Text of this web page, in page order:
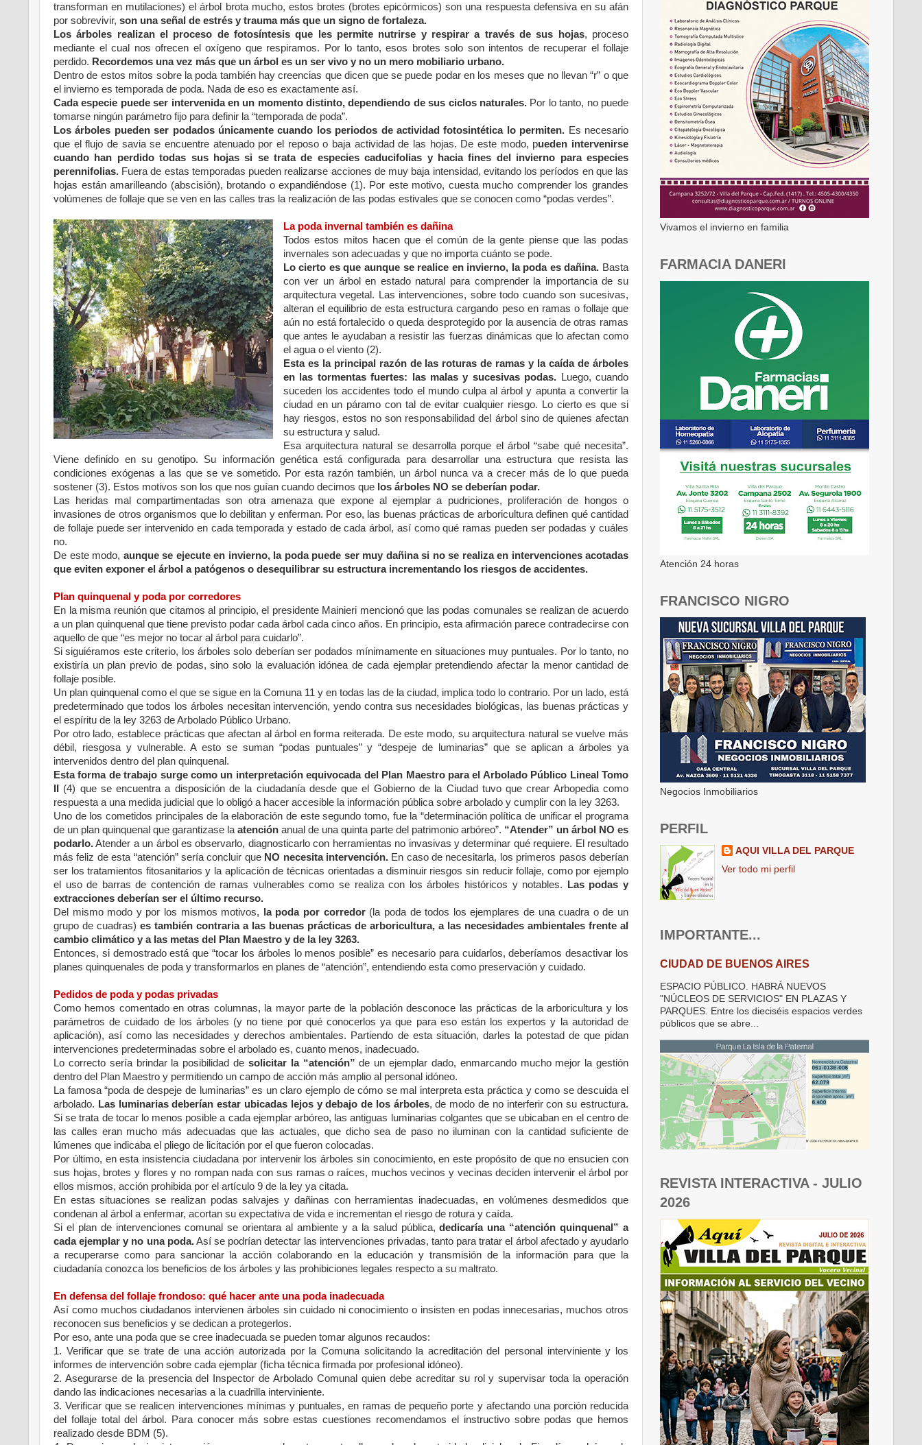
transforman en mutilaciones) el árbol brota mucho, estos brotes (brotes epicórmicos) son una respuesta defensiva en su afán
por sobrevivir, son una señal de estrés y trauma más que un signo de fortaleza.
Los árboles realizan el proceso de fotosíntesis que les permite nutrirse y respirar a través de sus hojas, proceso
mediante el cual nos ofrecen el oxígeno que respiramos. Por lo tanto, esos brotes solo son intentos de recuperar el follaje
perdido. Recordemos una vez más que un árbol es un ser vivo y no un mero mobiliario urbano.
Dentro de estos mitos sobre la poda también hay creencias que dicen que se puede podar en los meses que no llevan “r” o que
el invierno es temporada de poda. Nada de eso es exactamente así.
Cada especie puede ser intervenida en un momento distinto, dependiendo de sus ciclos naturales. Por lo tanto, no puede
tomarse ningún parámetro fijo para definir la “temporada de poda”.
Los árboles pueden ser podados únicamente cuando los periodos de actividad fotosintética lo permiten. Es necesario
que el flujo de savia se encuentre atenuado por el reposo o baja actividad de las hojas. De este modo, pueden intervenirse
cuando han perdido todas sus hojas si se trata de especies caducifolias y hacia fines del invierno para especies
perennifolias. Fuera de estas temporadas pueden realizarse acciones de muy baja intensidad, evitando los períodos en que las
hojas están amarilleando (abscisión), brotando o expandiéndose (1). Por este motivo, cuesta mucho comprender los grandes
volúmenes de follaje que se ven en las calles tras la realización de las podas estivales que se conocen como “podas verdes”.
La poda invernal también es dañina
Todos estos mitos hacen que el común de la gente piense que las podas
invernales son adecuadas y que no importa cuánto se pode.
Lo cierto es que aunque se realice en invierno, la poda es dañina. Basta
con ver un árbol en estado natural para comprender la importancia de su
arquitectura vegetal. Las intervenciones, sobre todo cuando son sucesivas,
alteran el equilibrio de esta estructura cargando peso en ramas o follaje que
aún no está fortalecido o queda desprotegido por la ausencia de otras ramas
que antes le ayudaban a resistir las fuerzas dinámicas que lo afectan como
el agua o el viento (2).
Esta es la principal razón de las roturas de ramas y la caída de árboles
en las tormentas fuertes: las malas y sucesivas podas. Luego, cuando
suceden los accidentes todo el mundo culpa al árbol y apunta a convertir la
ciudad en un páramo con tal de evitar cualquier riesgo. Lo cierto es que si
hay riesgos, estos no son responsabilidad del árbol sino de quienes afectan
su estructura y salud.
Esa arquitectura natural se desarrolla porque el árbol “sabe qué necesita”.
Viene definido en su genotipo. Su información genética está configurada para desarrollar una estructura que resista las
condiciones exógenas a las que se ve sometido. Por esta razón también, un árbol nunca va a crecer más de lo que pueda
sostener (3). Estos motivos son los que nos guían cuando decimos que los árboles NO se deberían podar.
Las heridas mal compartimentadas son otra amenaza que expone al ejemplar a pudriciones, proliferación de hongos o
invasiones de otros organismos que lo debilitan y enferman. Por eso, las buenas prácticas de arboricultura definen qué cantidad
de follaje puede ser intervenido en cada temporada y estado de cada árbol, así como qué ramas pueden ser podadas y cuáles
no.
De este modo, aunque se ejecute en invierno, la poda puede ser muy dañina si no se realiza en intervenciones acotadas
que eviten exponer el árbol a patógenos o desequilibrar su estructura incrementando los riesgos de accidentes.
Plan quinquenal y poda por corredores
En la misma reunión que citamos al principio, el presidente Mainieri mencionó que las podas comunales se realizan de acuerdo
a un plan quinquenal que tiene previsto podar cada árbol cada cinco años. En principio, esta afirmación parece contradecirse con
aquello de que “es mejor no tocar al árbol para cuidarlo”.
Si siguiéramos este criterio, los árboles solo deberían ser podados mínimamente en situaciones muy puntuales. Por lo tanto, no
existiría un plan previo de podas, sino solo la evaluación idónea de cada ejemplar pretendiendo afectar la menor cantidad de
follaje posible.
Un plan quinquenal como el que se sigue en la Comuna 11 y en todas las de la ciudad, implica todo lo contrario. Por un lado, está
predeterminado que todos los árboles necesitan intervención, yendo contra sus necesidades biológicas, las buenas prácticas y
el espíritu de la ley 3263 de Arbolado Público Urbano.
Por otro lado, establece prácticas que afectan al árbol en forma reiterada. De este modo, su arquitectura natural se vuelve más
débil, riesgosa y vulnerable. A esto se suman “podas puntuales” y “despeje de luminarias” que se aplican a árboles ya
intervenidos dentro del plan quinquenal.
Esta forma de trabajo surge como un interpretación equivocada del Plan Maestro para el Arbolado Público Lineal Tomo
(4) que se encuentra a disposición de la ciudadanía desde que el Gobierno de la Ciudad tuvo que crear Arbopedia como
respuesta a una medida judicial que lo obligó a hacer accesible la información pública sobre arbolado y cumplir con la ley 3263.
Uno de los cometidos principales de la elaboración de este segundo tomo, fue la “determinación política de unificar el programa
de un plan quinquenal que garantizase laatención anual de una quinta parte del patrimonio arbóreo”. “Atender” un árbol NO es
podarlo.Atender a un árbol es observarlo, diagnosticarlo con herramientas no invasivas y determinar qué requiere. El resultado
más feliz de esta “atención” sería concluir que NO necesita intervención.En caso de necesitarla, los primeros pasos deberían
ser los tratamientos fitosanitarios y la aplicación de técnicas orientadas a disminuir riesgos sin reducir follaje, como por ejemplo
el uso de barras de contención de ramas vulnerables como se realiza con los árboles históricos y notables.
Las podas y
extracciones deberían ser el último recurso.
Del mismo modo y por los mismos motivos,
la poda por corredor(la poda de todos los ejemplares de una cuadra o de un
grupo de cuadras) es también contraria a las buenas prácticas de arboricultura, a las necesidades ambientales frente al
cambio climático y a las metas del Plan Maestro y de la ley 3263.
Entonces, si demostrado está que “tocar los árboles lo menos posible” es necesario para cuidarlos, deberíamos desactivar los
planes quinquenales de poda y transformarlos en planes de “atención”, entendiendo esta como preservación y cuidado.
Pedidos de poda y podas privadas
Como hemos comentado en otras columnas, la mayor parte de la población desconoce las prácticas de la arboricultura y los
parámetros de cuidado de los árboles (y no tiene por qué conocerlos ya que para eso están los expertos y la autoridad de
aplicación), así como las necesidades y derechos ambientales. Partiendo de esta situación, darles la potestad de que pidan
intervenciones predeterminadas sobre el arbolado es, cuanto menos, inadecuado.
Lo correcto sería brindar la posibilidad de solicitar la “atención”de un ejemplar dado, enmarcando mucho mejor la gestión
dentro del Plan Maestro y permitiendo un campo de acción más amplio al personal idóneo.
La famosa “poda de despeje de luminarias” es un claro ejemplo de cómo se mal interpreta esta práctica y como se descuida el
arbolado. Las luminarias deberían estar ubicadas lejos y debajo de los árboles, de modo de no interferir con su estructura.
Si se trata de tocar lo menos posible a cada ejemplar arbóreo, las antiguas luminarias colgantes que se ubicaban en el centro de
las calles eran mucho más adecuadas que las actuales, que dicho sea de paso no iluminan con la cantidad suficiente de
lúmenes que indicaba el pliego de licitación por el que fueron colocadas.
Por último, en esta insistencia ciudadana por intervenir los árboles sin conocimiento, en este propósito de que no ensucien con
sus hojas, brotes y flores y no rompan nada con sus ramas o raíces, muchos vecinos y vecinas deciden intervenir el árbol por
ellos mismos, acción prohibida por el artículo 9 de la ley ya citada.
En estas situaciones se realizan podas salvajes y dañinas con herramientas inadecuadas, en volúmenes desmedidos que
condenan al árbol a enfermar, acortan su expectativa de vida e incrementan el riesgo de rotura y caída.
Si el plan de intervenciones comunal se orientara al ambiente y a la salud pública,dedicaría una “atención quinquenal” a
cada ejemplar y no una poda.Así se podrían detectar las intervenciones privadas, tanto para tratar el árbol afectado y ayudarlo
a recuperarse como para sancionar la acción colaborando en la educación y transmisión de la información para que la
ciudadanía conozca los beneficios de los árboles y las prohibiciones legales respecto a su maltrato.
En defensa del follaje frondoso: qué hacer ante una poda inadecuada
Así como muchos ciudadanos intervienen árboles sin cuidado ni conocimiento o insisten en podas innecesarias, muchos otros
reconocen sus beneficios y se dedican a protegerlos.
Por eso, ante una poda que se cree inadecuada se pueden tomar algunos recaudos:
1. Verificar que se trate de una acción autorizada por la Comuna solicitando la acreditación del personal interviniente y los
informes de intervención sobre cada ejemplar (ficha técnica firmada por profesional idóneo).
2. Asegurarse de la presencia del Inspector de Arbolado Comunal quien debe acreditar su rol y supervisar toda la operación
dando las indicaciones necesarias a la cuadrilla interviniente.
3. Verificar que se realicen intervenciones mínimas y puntuales, en ramas de pequeño porte y afectando una porción reducida
del follaje total del árbol. Para conocer más sobre estas cuestiones recomendamos el instructivo sobre podas que hemos
realizado desde BDM (5).
Vivamos el invierno en familia
FARMACIA DANERI
Atención 24 horas
FRANCISCO NIGRO
Negocios Inmobiliarios
PERFIL
AQUI VILLA DEL PARQUE
Ver todo mi perfil
IMPORTANTE...
CIUDAD DE BUENOS AIRES
ESPACIO PÚBLICO. HABRÁ NUEVOS
"NÚCLEOS DE SERVICIOS" EN PLAZAS Y
PARQUES. Entre los dieciséis espacios verdes
públicos que se abre...
REVISTA INTERACTIVA - JULIO
2026